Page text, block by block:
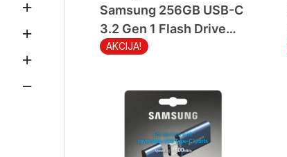
AKCIJA!
Samsung 256GB USB-C
3.2 Gen 1 Flash Drive
(Blue)